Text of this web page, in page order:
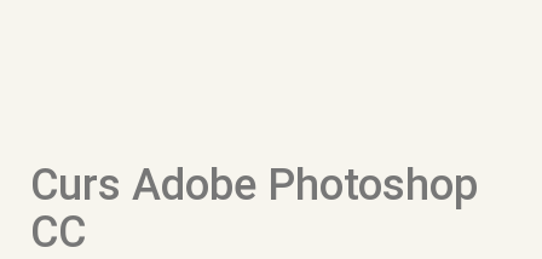
Curs Adobe Photoshop
CC